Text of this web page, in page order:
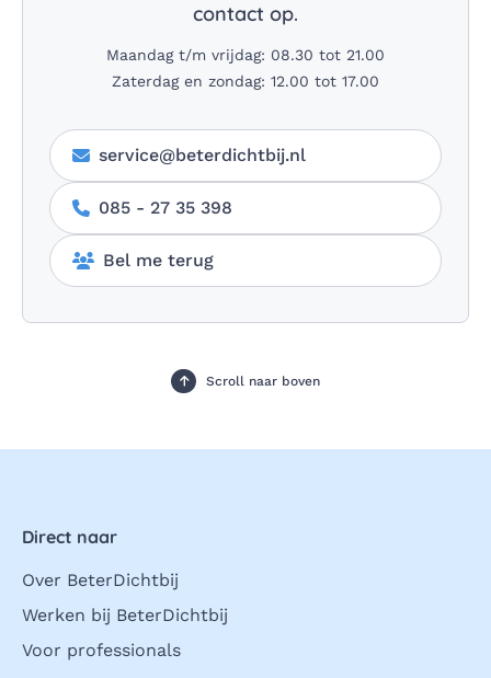
contact op.
Maandag t/m vrijdag: 08.30 tot 21.00
Zaterdag en zondag: 12.00 tot 17.00
service@beterdichtbij.nl
085 - 27 35 398
Bel me terug
Scroll naar boven
Direct naar
Over BeterDichtbij
Werken bij BeterDichtbij
Voor professionals